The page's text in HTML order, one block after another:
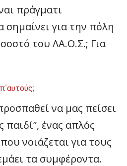
πράγματι
σημαίνει για την πόλη
του ΛΑ.Ο.Σ.; Για
να μας πείσει
παιδί”, ένας απλός
νοιάζεται για τους
τα συμφέροντα.